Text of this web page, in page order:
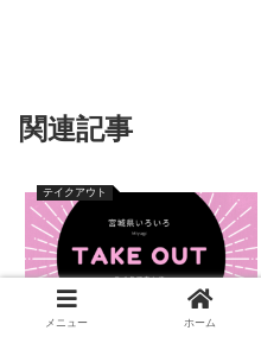
関連記事
テイクアウト
メニュー ホーム